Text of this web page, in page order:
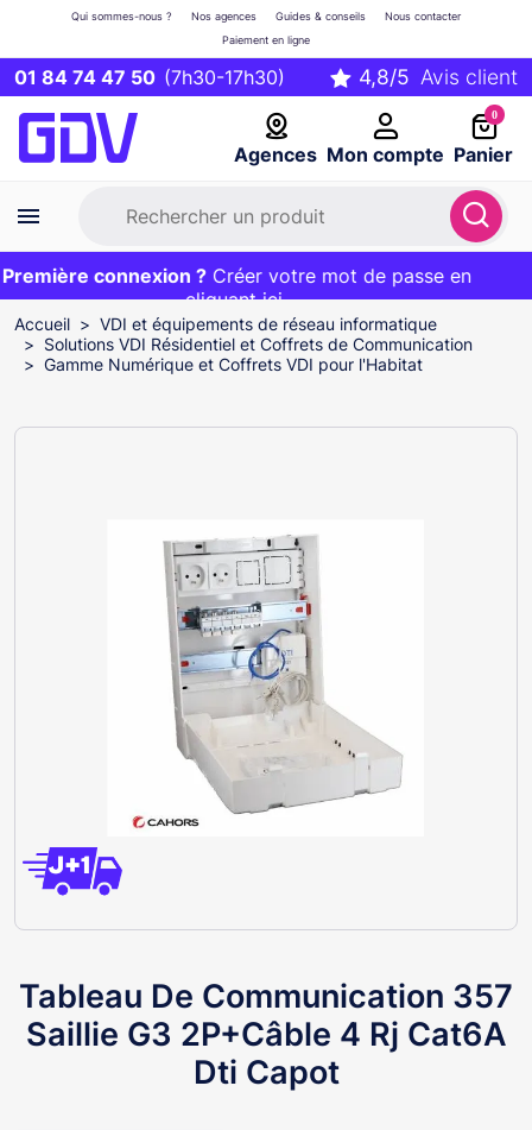
01 84 74 47 50 (7h30-17h30)
Agences Mon compte
Qui sommes-nous ? Nos agences Guides & conseils
Nous contacter
Paiement en ligne
0
Panier
Première commande ?20€ OFFERT sur votre panier
et livraison 24/48h gratuite avec le codeBIENVENUE
connexion ?Créer votre mot de passe en
cliquant ici
EXCLU WEB :
Accueil
VDI et équipements de réseau informatique
Solutions VDI Résidentiel et Coffrets de Communication
Gamme Numérique et Coffrets VDI pour l'Habitat
Tableau De Communication 357
Saillie G3 2P+Câble 4 Rj Cat6A
Dti Capot